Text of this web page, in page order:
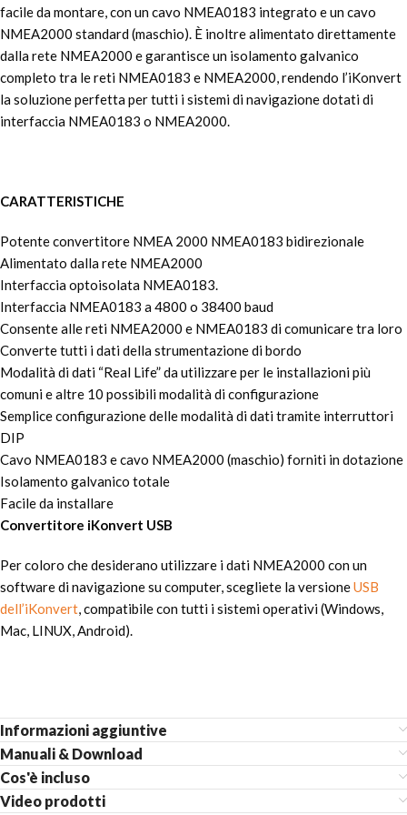
facile da montare, con un cavo NMEA0183 integrato e un cavo
NMEA2000 standard (maschio). È inoltre alimentato direttamente
dalla rete NMEA2000 e garantisce un isolamento galvanico
completo tra le reti NMEA0183 e NMEA2000, rendendo l’iKonvert
la soluzione perfetta per tutti i sistemi di navigazione dotati di
interfaccia NMEA0183 o NMEA2000.
CARATTERISTICHE
Potente convertitore NMEA 2000 NMEA0183 bidirezionale
Alimentato dalla rete NMEA2000
Interfaccia optoisolata NMEA0183.
Interfaccia NMEA0183 a 4800 o 38400 baud
Consente alle reti NMEA2000 e NMEA0183 di comunicare tra loro
Converte tutti i dati della strumentazione di bordo
Modalità di dati “Real Life” da utilizzare per le installazioni più
comuni e altre 10 possibili modalità di configurazione
Semplice configurazione delle modalità di dati tramite interruttori
DIP
Cavo NMEA0183 e cavo NMEA2000 (maschio) forniti in dotazione
Isolamento galvanico totale
Facile da installare
Convertitore iKonvert USB
Per coloro che desiderano utilizzare i dati NMEA2000 con un
software di navigazione su computer, scegliete la versioneUSB
dell’iKonvert, compatibile con tutti i sistemi operativi (Windows,
Mac, LINUX, Android).
Informazioni aggiuntive
Manuali & Download
Cos'è incluso
Video prodotti